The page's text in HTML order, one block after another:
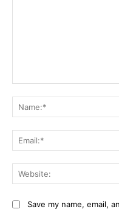
Save my name, email,